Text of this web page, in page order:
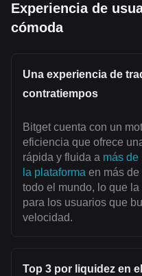
Experiencia de
cómoda
Una experiencia de
contratiempos
Bitget cuenta con un
eficiencia que ofrece
rápida y fluida a más de
la plataforma en más
todo el mundo, lo que
para los usuarios que
velocidad.
Top 3 por liquidez en